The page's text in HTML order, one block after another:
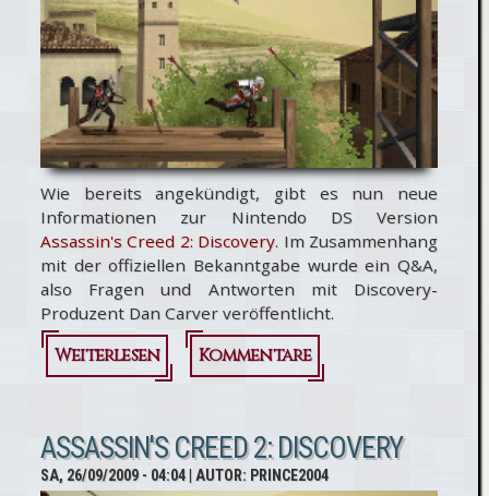
Wie bereits angekündigt, gibt es nun neue
Informationen zur Nintendo DS Version
Assassin's Creed 2: Discovery. Im Zusammenhang
mit der offiziellen Bekanntgabe wurde ein Q&A,
also Fragen und Antworten mit Discovery-
Produzent Dan Carver veröffentlicht.
Weiterlesen
über Q&A
Assassin's
Creed
Kommentare
ASSASSIN'S CREED 2: DISCOVERY
SA, 26/09/2009 - 04:04| AUTOR: PRINCE2004